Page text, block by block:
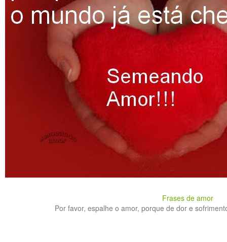
Frases de amor
Por favor, espalhe o amor, porque de dor e